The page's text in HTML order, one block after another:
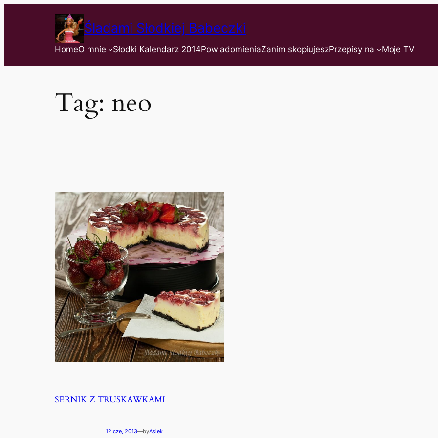
Śladami Słodkiej Babeczki
HomeO mnie Słodki Kalendarz 2014PowiadomieniaZanim skopiujeszPrzepisy na Moje TV
Tag: neo
SERNIK Z TRUSKAWKAMI
12 cze, 2013—byAsiek